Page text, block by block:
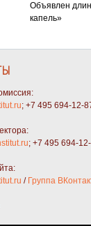
Объявлен
капель»
; +7 495 694-12-
; +7 495 694-
/ Группа